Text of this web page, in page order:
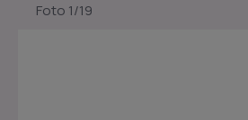
Foto 1/19